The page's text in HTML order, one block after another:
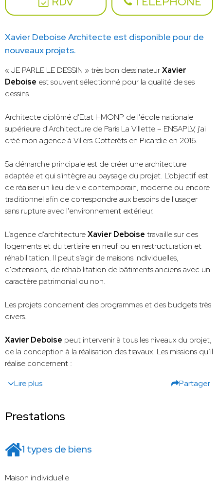
Xavier Deboise Architecte est disponible pour de
nouveaux projets.
« JE PARLE LE DESSIN » très bon dessinateurXavier
Deboise est souvent sélectionné pour la qualité de ses
dessins.
Architecte diplômé d'Etat HMONP de l'école nationale
supérieure d'Architecture de Paris La Villette – ENSAPLV, j'ai
créé mon agence à Villers Cotterêts en Picardie en 2016.
Sa démarche principale est de créer une architecture
adaptée et qui s'intègre au paysage du projet. L’objectif est
de réaliser un lieu de vie contemporain, moderne ou encore
traditionnel afin de correspondre aux besoins de l'usager
sans rupture avec l'environnement extérieur.
L’agence d'architectureXavier Deboise travaille sur des
logements et du tertiaire en neuf ou en restructuration et
réhabilitation. Il peut s’agir de maisons individuelles,
d'extensions, de réhabilitation de bâtiments anciens avec un
caractère patrimonial ou non.
Les projets concernent des programmes et des budgets très
divers.
Xavier Deboise peut intervenir à tous les niveaux du projet,
de la conception à la réalisation des travaux. Les missions qu’il
réalise concernent :
Lire plus
Partager
Prestations
1 types de biens
Maison individuelle